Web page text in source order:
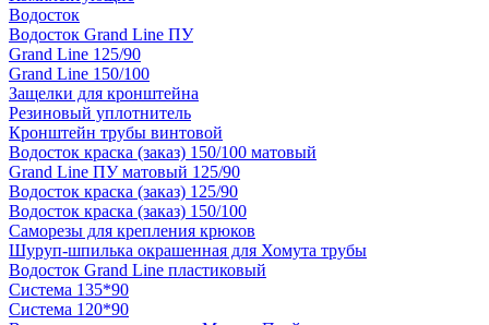
Водосток
Водосток Grand Line ПУ
Grand Line 125/90
Grand Line 150/100
Защелки для кронштейна
Резиновый уплотнитель
Кронштейн трубы винтовой
Водосток краска (заказ) 150/100 матовый
Grand Line ПУ матовый 125/90
Водосток краска (заказ) 125/90
Водосток краска (заказ) 150/100
Саморезы для крепления крюков
Шуруп-шпилька окрашенная для Хомута трубы
Водосток Grand Line пластиковый
Система 135*90
Система 120*90